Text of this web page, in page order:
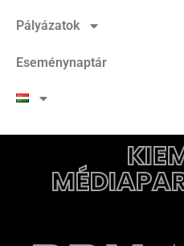
Pályázatok
Eseménynaptár